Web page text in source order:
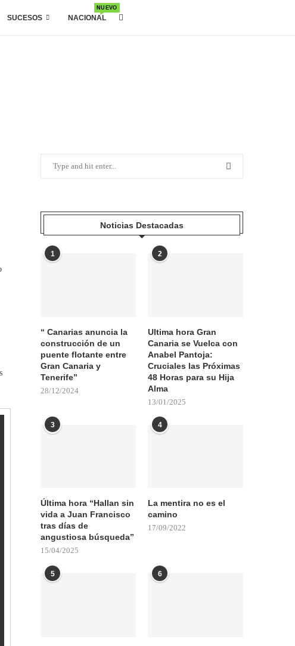
SUCESOS NACIONAL
NUEVO
Noticias Destacadas
1
“ Canarias anuncia la
construcción de un
puente flotante entre
Gran Canaria y
Tenerife”
28/12/2024
2
Ultima hora Gran
Canaria se Vuelca con
Anabel Pantoja:
Cruciales las Próximas
48 Horas para su Hija
Alma
13/01/2025
3
Última hora “Hallan sin
vida a Juan Francisco
tras días de
angustiosa búsqueda”
15/04/2025
4
La mentira no es el
camino
17/09/2022
5 6